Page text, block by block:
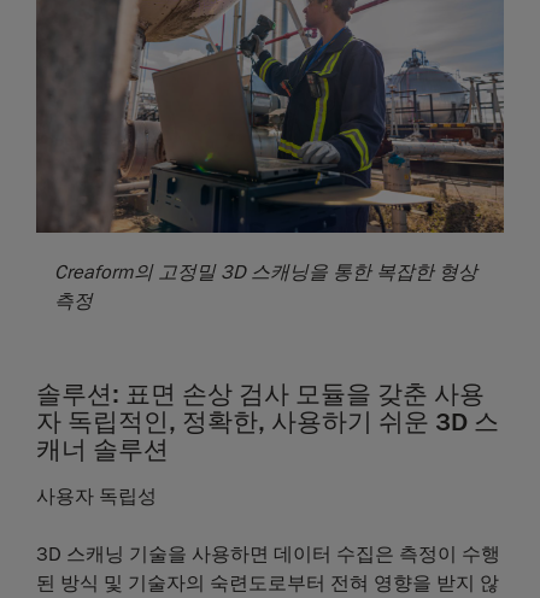
Creaform의 고정밀 3D 스캐닝을 통한 복잡한 형상
측정
솔루션: 표면 손상 검사 모듈을 갖춘 사용
자 독립적인, 정확한, 사용하기 쉬운 3D 스
캐너 솔루션
사용자 독립성
3D 스캐닝 기술을 사용하면 데이터 수집은 측정이 수행
된 방식 및 기술자의 숙련도로부터 전혀 영향을 받지 않